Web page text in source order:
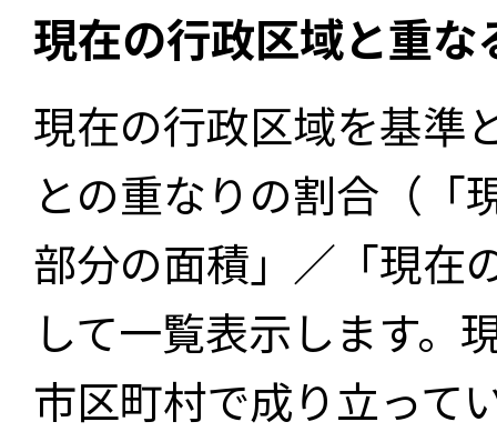
現在の行政区域と重
現在の行政区域を基準
との重なりの割合（「
部分の面積」／「現在
して一覧表示します。
市区町村で成り立って